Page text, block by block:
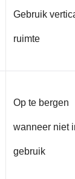
Gebruik
ruimte
Op te bergen
wanneer niet
gebruik